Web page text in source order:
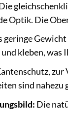
Optik. Die
geringe
und kleben,
sind nahezu
Die